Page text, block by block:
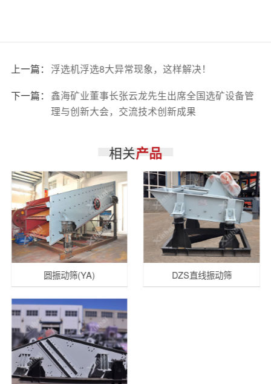
上一篇： 浮选机浮选8大异常现象，这样解决！
下一篇： 鑫海矿业董事长张云龙先生出席全国选矿设备管
理与创新大会，交流技术创新成果
相关产品
圆振动筛(YA) DZS直线振动筛